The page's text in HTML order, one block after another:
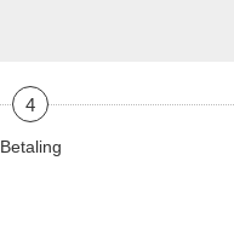
4
Betaling